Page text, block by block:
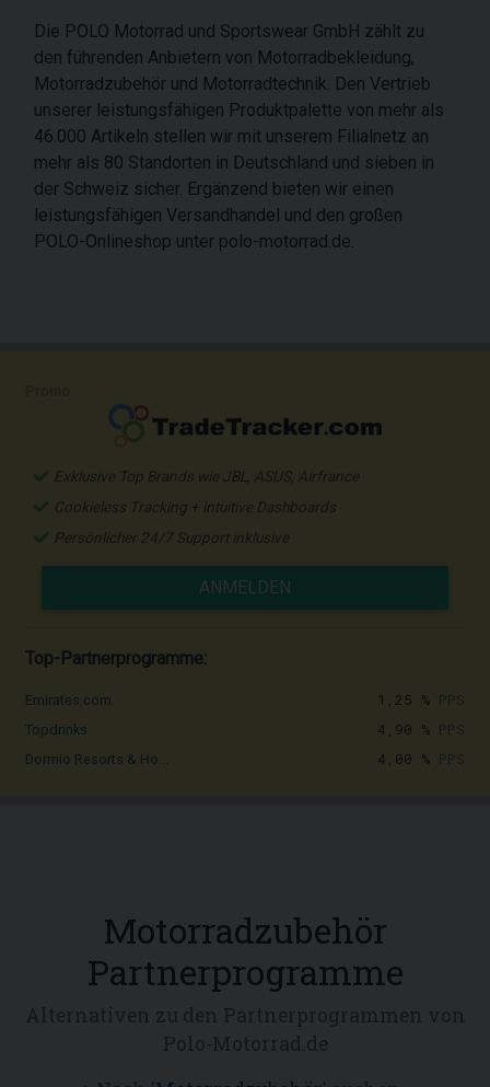
Die POLO Motorrad und Sportswear GmbH zählt zu
den führenden Anbietern von Motorradbekleidung,
Motorradzubehör und Motorradtechnik. Den Vertrieb
unserer leistungsfähigen Produktpalette von mehr als
46.000 Artikeln stellen wir mit unserem Filialnetz an
mehr als 80 Standorten in Deutschland und sieben in
der Schweiz sicher. Ergänzend bieten wir einen
leistungsfähigen Versandhandel und den großen
POLO-Onlineshop unter polo-motorrad.de.
Exklusive Top Brands wie JBL, ASUS, Airfrance
Cookieless Tracking + intuitive Dashboards
Persönlicher 24/7 Support inklusive
ANMELDEN
Top-Partnerprogramme:
Emirates.com 1,25 %
Topdrinks 4,90 %
Dormio Resorts & Ho... 4,00 %
Motorradzubehör
Partnerprogramme